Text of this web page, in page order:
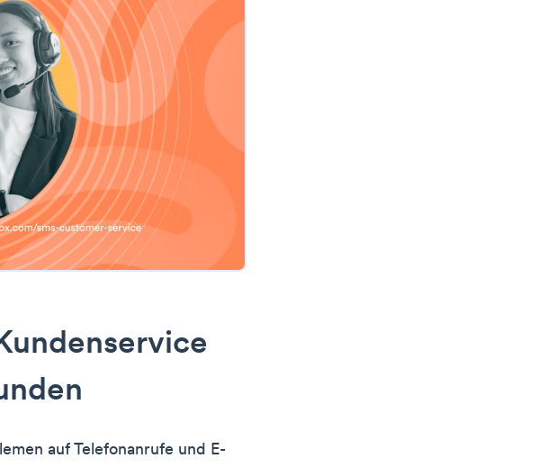
auf Telefonanrufe und E-